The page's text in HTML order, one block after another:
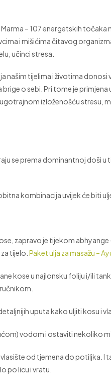
– 107 energetskih točaka
i mišićima čitavog
učinci stresa.
našim tijelima i životima
o sebi. Pri tome je primjena
izloženošću stresu,
se prema dominantnoj doši u
kombinacija uvijek će biti
zapravo je tijekom
tijelo. Paket ulja za masažu –
kose u najlonsku foliju i/ili
uputa kako uljiti kosu i
vodom i ostaviti nekoliko
od tjemena do potiljka. I
po licu i vratu.